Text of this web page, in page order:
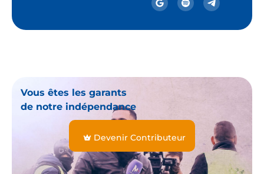
Vous êtes les garants
de notre indépendance
Devenir Contributeur